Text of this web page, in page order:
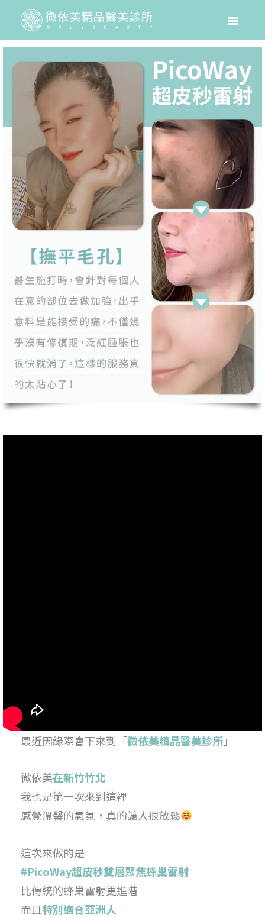
最近因緣際會下來到「微依美精品醫美診所」
微依美在新竹竹北
我也是第一次來到這裡
感覺溫馨的氣氛，真的讓人很放鬆
這次來做的是
#PicoWay超皮秒雙層聚焦蜂巢雷射
比傳統的蜂巢雷射更進階
而且特別適合亞洲人